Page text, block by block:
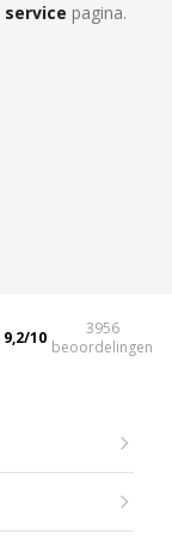
service pagina.
9,2/10
3956
beoordelingen